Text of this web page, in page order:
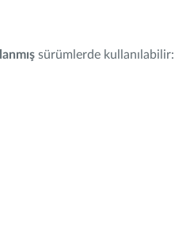
sürümlerde kullanılabilir: